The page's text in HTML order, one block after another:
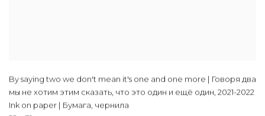
By saying two we don't mean it's one and one more | Говоря два
мы не хотим этим сказать, что это один и ещё один, 2021-2022
Ink on paper | Бумага, чернила